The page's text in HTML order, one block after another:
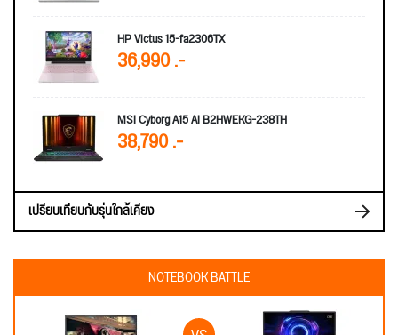
HP Victus 15-fa2306TX
36,990 .-
MSI Cyborg A15 AI B2HWEKG-238TH
38,790 .-
เปรียบเทียบกับรุ่นใกล้เคียง
NOTEBOOK BATTLE